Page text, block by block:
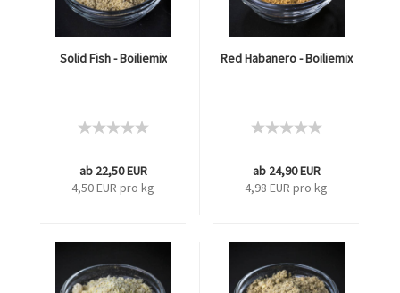
Solid Fish - Boiliemix
ab 22,50 EUR
4,50 EUR pro kg
Red Habanero - Boiliemix
ab 24,90 EUR
4,98 EUR pro kg